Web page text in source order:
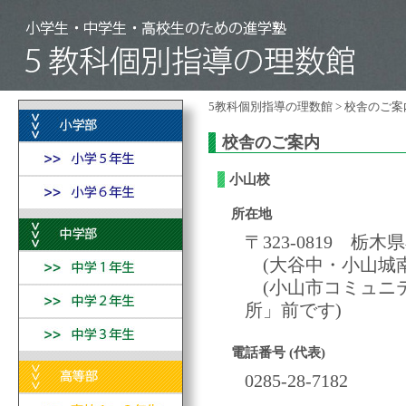
5教科個別指導の理数館 > 校舎のご案
校舎のご案内
小山校
所在地
〒323-0819 栃木
(大谷中・小山城
(小山市コミュニ
所」前です)
電話番号 (代表)
0285-28-7182